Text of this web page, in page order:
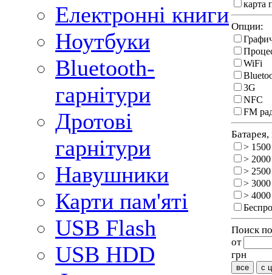
Електронні книги
Ноутбуки
Bluetooth-
гарнітури
Дротові
гарнітури
Навушники
Карти пам'яті
USB Flash
USB HDD
карта
Опции:
WiFi
3G
NFC
FM
> 1500
> 2000
> 2500
> 3000
> 4000
Поиск
от
грн
все с